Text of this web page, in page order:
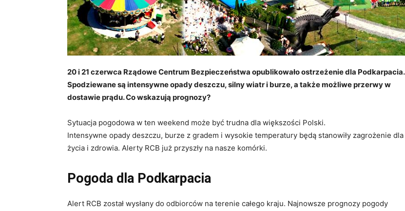
20 i 21 czerwca Rządowe Centrum Bezpieczeństwa opublikowało ostrzeżenie dla Podkarpacia.
Spodziewane są intensywne opady deszczu, silny wiatr i burze, a także możliwe przerwy w
dostawie prądu. Co wskazują prognozy?
Sytuacja pogodowa w ten weekend może być trudna dla większości Polski.
Intensywne opady deszczu, burze z gradem i wysokie temperatury będą stanowiły zagrożenie dla
życia i zdrowia. Alerty RCB już przyszły na nasze komórki.
Pogoda dla Podkarpacia
Alert RCB został wysłany do odbiorców na terenie całego kraju. Najnowsze prognozy pogody